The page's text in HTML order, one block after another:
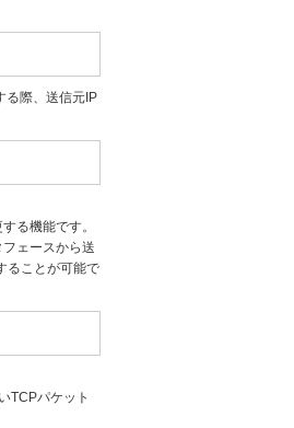
る際、送信元IP
る機能です。
ェースから送
ることが可能で
TCPパケット